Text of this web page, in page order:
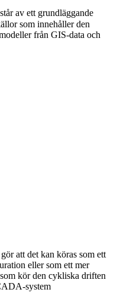
av ett grundläggande
som innehåller den
från GIS-data och
att det kan köras som ett
eller som ett mer
kör den cykliska driften
system